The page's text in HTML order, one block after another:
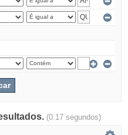
(0.17 segundos)